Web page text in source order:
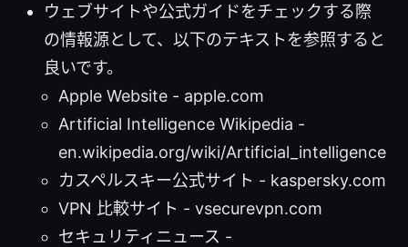
ウェブサイトや公式ガイドをチェックする際
の情報源として、以下のテキストを参照すると
良いです。
Apple Website - apple.com
Artificial Intelligence Wikipedia -
en.wikipedia.org/wiki/Artificial_intelligence
カスペルスキー公式サイト - kaspersky.com
VPN 比較サイト - vsecurevpn.com
セキュリティニュース -